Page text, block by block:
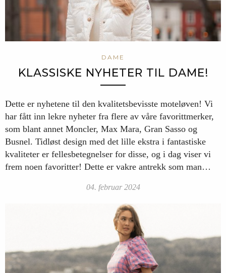
DAME
KLASSISKE NYHETER TIL DAME!
Dette er nyhetene til den kvalitetsbevisste moteløven! Vi
har fått inn lekre nyheter fra flere av våre favorittmerker,
som blant annet Moncler, Max Mara, Gran Sasso og
Busnel. Tidløst design med det lille ekstra i fantastiske
kvaliteter er fellesbetegnelser for disse, og i dag viser vi
frem noen favoritter! Dette er vakre antrekk som man…
04. februar 2024